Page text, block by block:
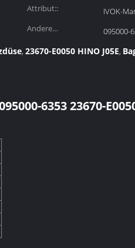
Attribut::
IVOK-
Andere
095000-
, 23670-E0050 HINO J05E,
6353 23670-